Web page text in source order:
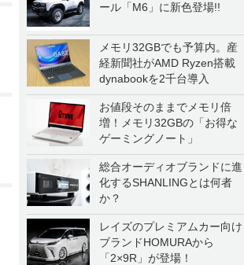
ール「M6」に新色登場!!
メモリ32GBでも予算内。産
経新聞社がAMD Ryzen搭載
dynabookを2千台導入
お値段そのままでメモリ倍
増！メモリ32GBの「お得な
ゲーミングノート」
総合オーディオブランドに進
化するSHANLINGとは何者
か？
レイズのプレミアムカー向け
ブランドHOMURAから
「2×9R」が登場！